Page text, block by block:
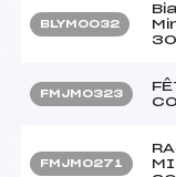
BLYM0032
30
FMJM0323
FMJM0271